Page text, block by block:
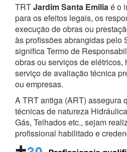
TRTJardim Santa Emiliaé o
para os efeitos legais, os
execução de obras ou
às profissões abrangidas pelo
significa Termo de
obras ou serviços de elétricos,
serviço de avaliação técnica
ou empresas.
A TRT antiga (ART) assegura
técnicas de natureza
Gás, Telhados etc., sejam
profissional habilitado e